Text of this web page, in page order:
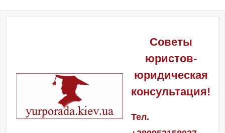
Советы
юристов-
юридическая
консультация!
Тел.